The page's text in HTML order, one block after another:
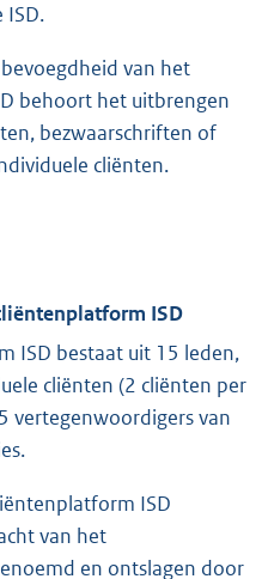
ISD.
van het
behoort het uitbrengen
bezwaarschriften of
cliënten.
ISD
ISD bestaat uit 15 leden,
cliënten (2 cliënten per
vertegenwoordigers van
ISD
van het
en ontslagen door